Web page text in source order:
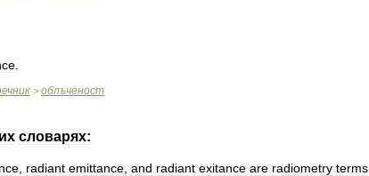
> облъченост
словарях:
radiant emittance and radiant exitance are radiometry terms